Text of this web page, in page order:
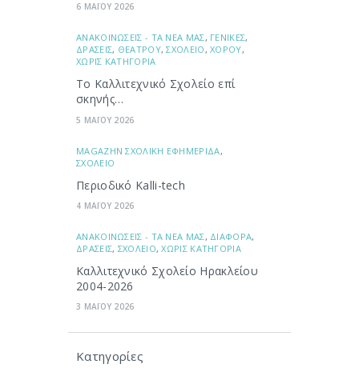
6 ΜΑΪΟΥ 2026
ΑΝΑΚΟΙΝΩΣΕΙΣ - ΤΑ ΝΕΑ ΜΑΣ, ΓΕΝΙΚΕΣ,
ΔΡΑΣΕΙΣ, ΘΕΑΤΡΟΥ,ΣΧΟΛΕΙΟ,ΧΟΡΟΥ,
ΧΩΡΙΣ ΚΑΤΗΓΟΡΙΑ
Το Καλλιτεχνικό Σχολείο επί
σκηνής…
5 ΜΑΪΟΥ 2026
ΜAGAZHN ΣΧΟΛΙΚΗ ΕΦΗΜΕΡΙΔΑ,
ΣΧΟΛΕΙΟ
Περιοδικό Kalli-tech
4 ΜΑΪΟΥ 2026
ΑΝΑΚΟΙΝΩΣΕΙΣ - ΤΑ ΝΕΑ ΜΑΣ, ΔΙΑΦΟΡΑ,
ΔΡΑΣΕΙΣ, ΣΧΟΛΕΙΟ,ΧΩΡΙΣ ΚΑΤΗΓΟΡΙΑ
Καλλιτεχνικό Σχολείο Ηρακλείου
2004-2026
3 ΜΑΪΟΥ 2026
Κατηγορίες